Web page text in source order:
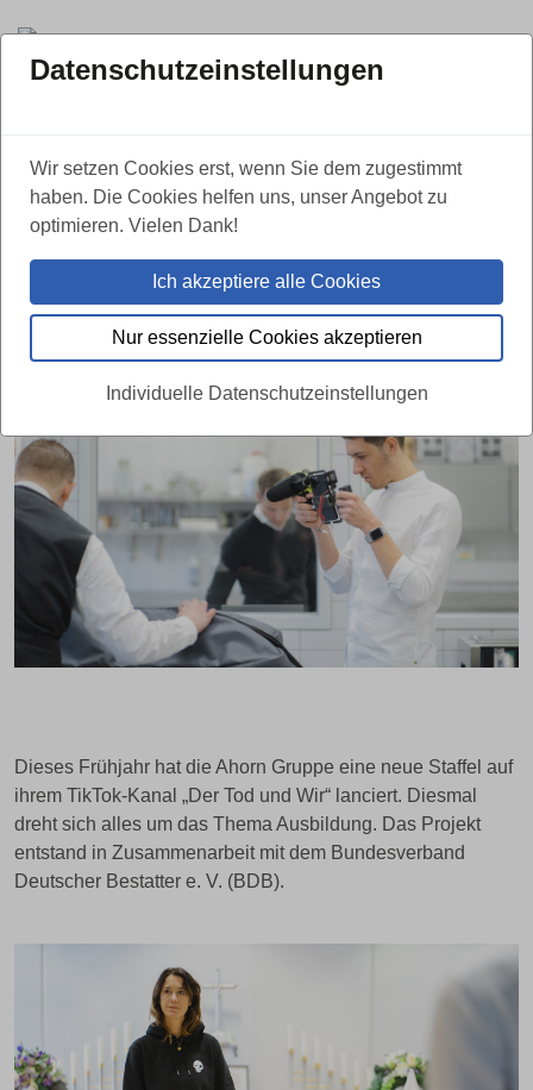
Ahorn Gruppe und Bundesverband
machen sich mit TikTok stark für die
Ausbildung
Dieses Frühjahr hat die Ahorn Gruppe eine neue Staffel auf
ihrem TikTok-Kanal „Der Tod und Wir“ lanciert. Diesmal
dreht sich alles um das Thema Ausbildung. Das Projekt
entstand in Zusammenarbeit mit dem Bundesverband
Deutscher Bestatter e. V. (BDB).
Datenschutzeinstellungen
Wir setzen Cookies erst, wenn Sie dem zugestimmt
haben. Die Cookies helfen uns, unser Angebot zu
optimieren. Vielen Dank!
Ich akzeptiere alle Cookies
Nur essenzielle Cookies akzeptieren
Individuelle Datenschutzeinstellungen